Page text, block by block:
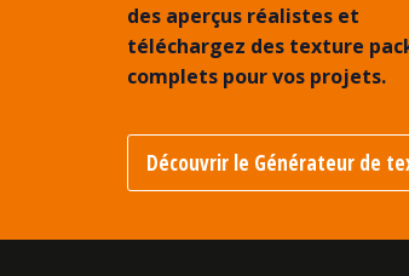
des aperçus réalistes et
téléchargez des texture
complets pour vos projets.
Découvrir le Générateur de